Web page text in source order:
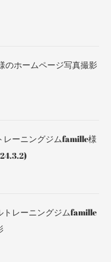
のホームページ写真撮影
レーニングジムfamille様
レーニングジムfamille